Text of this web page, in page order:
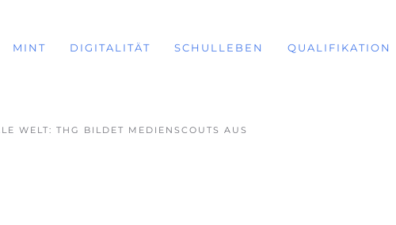
MINT DIGITALITÄT SCHULLEBEN QUALIFIKATION
WELT: THG BILDET MEDIENSCOUTS AUS